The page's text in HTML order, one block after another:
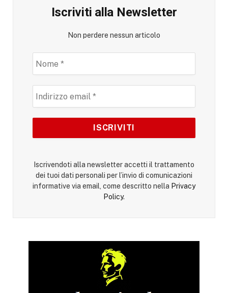
Iscriviti alla Newsletter
Non perdere nessun articolo
Iscrivendoti alla newsletter accetti il trattamento
dei tuoi dati personali per l’invio di comunicazioni
informative via email, come descritto nella Privacy
Policy.